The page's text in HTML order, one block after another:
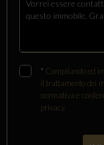
* Compilando ed
il trattamento dei
normativa e
privacy.